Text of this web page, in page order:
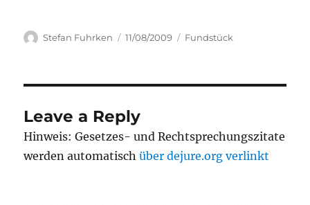
Author
Stefan Fuhrken
Posted
11/08/2009 Categories
Fundstück
Leave a Reply
Hinweis: Gesetzes- und Rechtsprechungszitate
werden automatischüber dejure.org verlinkt